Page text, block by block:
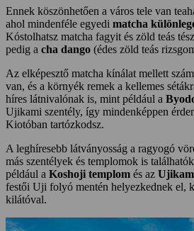
Ennek köszönhetően a város tele van
ahol mindenféle egyedi matcha
Kóstolhatsz matcha fagyit és zöld teás
pedig a cha dango (édes zöld teás
Az elképesztő matcha kínálat mellett
van, és a környék remek a kellemes
híres látnivalónak is, mint például a
Ujikami szentély, így mindenképpen
Kiotóban tartózkodsz.
A leghíresebb látványosság a ragyogó
más szentélyek és templomok is
például a Koshoji templom és az
festői Uji folyó mentén helyezkednek el,
kilátóval.